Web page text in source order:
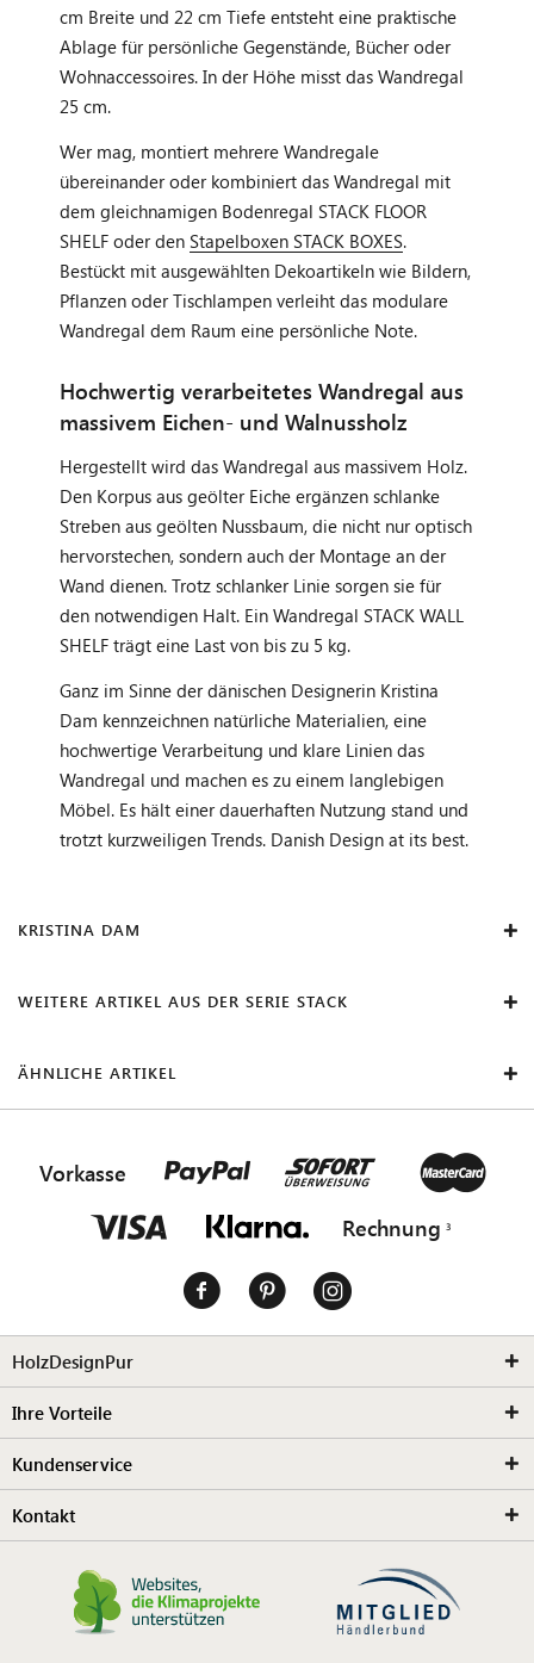
cm Breite und 22 cm Tiefe entsteht eine praktische
Ablage für persönliche Gegenstände, Bücher oder
Wohnaccessoires. In der Höhe misst das Wandregal
25 cm.
Wer mag, montiert mehrere Wandregale
übereinander oder kombiniert das Wandregal mit
dem gleichnamigen Bodenregal STACK FLOOR
SHELF oder den Stapelboxen STACK BOXES.
Bestückt mit ausgewählten Dekoartikeln wie Bildern,
Pflanzen oder Tischlampen verleiht das modulare
Wandregal dem Raum eine persönliche Note.
Hochwertig verarbeitetes Wandregal aus
massivem Eichen- und Walnussholz
Hergestellt wird das Wandregal aus massivem Holz.
Den Korpus aus geölter Eiche ergänzen schlanke
Streben aus geölten Nussbaum, die nicht nur optisch
hervorstechen, sondern auch der Montage an der
Wand dienen. Trotz schlanker Linie sorgen sie für
den notwendigen Halt. Ein Wandregal STACK WALL
SHELF trägt eine Last von bis zu 5 kg.
Ganz im Sinne der dänischen Designerin Kristina
Dam kennzeichnen natürliche Materialien, eine
hochwertige Verarbeitung und klare Linien das
Wandregal und machen es zu einem langlebigen
Möbel. Es hält einer dauerhaften Nutzung stand und
trotzt kurzweiligen Trends. Danish Design at its best.
KRISTINA DAM
WEITERE ARTIKEL AUS DER SERIE STACK
ÄHNLICHE ARTIKEL
Vorkasse
Rechnung
HolzDesignPur
Ihre Vorteile
Kundenservice
Kontakt